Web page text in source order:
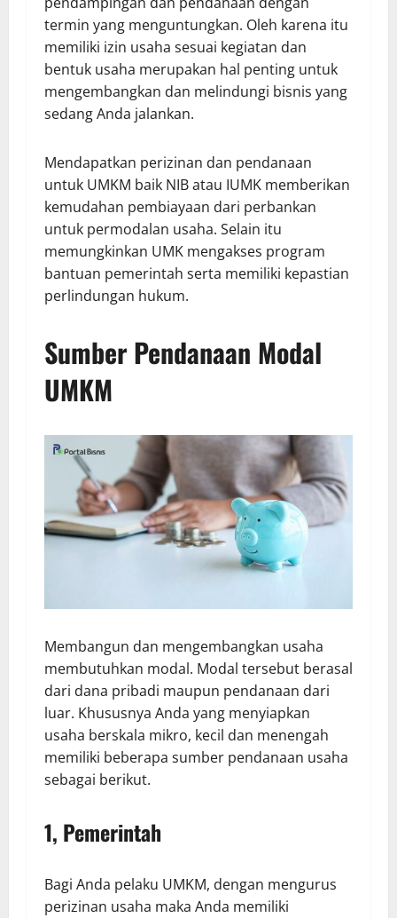
termin yang menguntungkan. Oleh karena itu
memiliki izin usaha sesuai kegiatan dan
bentuk usaha merupakan hal penting untuk
mengembangkan dan melindungi bisnis yang
sedang Anda jalankan.
Mendapatkan perizinan dan pendanaan
untuk UMKM baik NIB atau IUMK memberikan
kemudahan pembiayaan dari perbankan
untuk permodalan usaha. Selain itu
memungkinkan UMK mengakses program
bantuan pemerintah serta memiliki kepastian
perlindungan hukum.
Sumber Pendanaan Modal
UMKM
Membangun dan mengembangkan usaha
membutuhkan modal. Modal tersebut berasal
dari dana pribadi maupun pendanaan dari
luar. Khususnya Anda yang menyiapkan
usaha berskala mikro, kecil dan menengah
memiliki beberapa sumber pendanaan usaha
sebagai berikut.
1, Pemerintah
Bagi Anda pelaku UMKM, dengan mengurus
perizinan usaha maka Anda memiliki